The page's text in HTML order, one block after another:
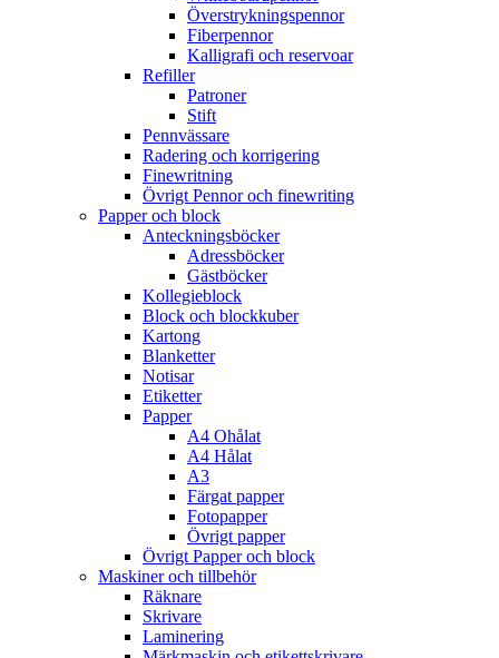
Överstrykningspennor
Fiberpennor
Kalligrafi och reservoar
Refiller
Patroner
Stift
Pennvässare
Radering och korrigering
Finewritning
Övrigt Pennor och finewriting
Papper och block
Anteckningsböcker
Adressböcker
Gästböcker
Kollegieblock
Block och blockkuber
Kartong
Blanketter
Notisar
Etiketter
Papper
A4 Ohålat
A4 Hålat
A3
Färgat papper
Fotopapper
Övrigt papper
Övrigt Papper och block
Maskiner och tillbehör
Räknare
Skrivare
Laminering